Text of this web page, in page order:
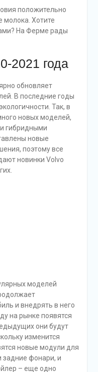
положительно
молока. Хотите
На Ферме рады
2021 года
обновляет
В последние годы
Так, в
новых моделей,
гибридными
новые
поэтому все
новинки Volvo
моделей
и внедрять в него
на рынке появятся
они будут
изменится
новые модули для
задние фонари, и
– еще одно